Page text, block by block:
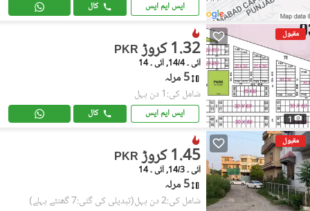
ایس ایم ایس کال
مقبول
1
PKR 1.32 کروڑ
آئی ۔ 14/4, آئی ۔ 14
5 مرلہ
شامل کی:1 دن پہل
ایس ایم ایس کال
مقبول
PKR 1.45 کروڑ
آئی ۔ 14/3, آئی ۔ 14
5 مرلہ
شامل کی:2 دن پہل (تبدیلی کی گئی:7 گھنٹے پہلے)